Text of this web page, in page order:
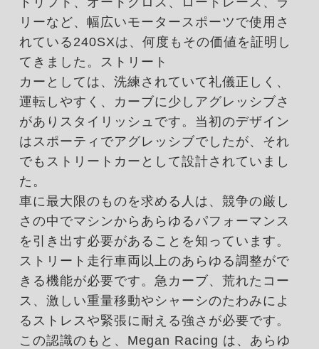
リーなど、幅広いモータースポーツで使用さ
れている240SXは、何度もその価値を証明し
てきました。ストリート
カーとしては、洗練されていて礼儀正しく、
運転しやすく、カーブに少しアグレッシブさ
がありスタイリッシュです。当初のデザイン
はスポーティでアグレッシブでしたが、それ
でもストリートカーとして設計されていまし
た。
車に最大限のものを求める人は、競争の厳し
さの中でマシンからあらゆるパフォーマンス
を引き出す必要があることを知っています。
ストリート走行車両以上のあらゆる調整がで
きる機能が必要です。急カーブ、荒れたコー
ス、激しい重量移動やシャーシのたわみによ
るストレスや緊張に耐える強さが必要です。
この認識のもと、Megan Racing は、あらゆ